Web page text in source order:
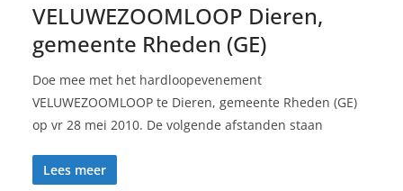
VELUWEZOOMLOOP Dieren,
gemeente Rheden (GE)
Doe mee met het hardloopevenement
VELUWEZOOMLOOP te Dieren, gemeente Rheden (GE)
op vr 28 mei 2010. De volgende afstanden staan
Lees meer